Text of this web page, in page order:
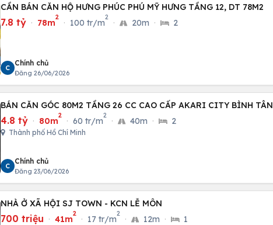
CẦN BÁN CĂN HỘ HƯNG PHÚC PHÚ MỸ HƯNG TẦNG 12, DT 78M2
7.8 tỷ · 78m
2
· 100 tr/m
2
· 20m · 2
C
Chính chủ
Đăng 26/06/2026
BÁN CĂN GÓC 80M2 TẦNG 26 CC CAO CẤP AKARI CITY BÌNH TÂN
4.8 tỷ · 80m
2
· 60 tr/m
2
· 40m · 2
Thành phố Hồ Chí Minh
C
Chính chủ
Đăng 23/06/2026
NHÀ Ở XÃ HỘI SJ TOWN - KCN LỄ MÔN
700 triệu · 41m
2
· 17 tr/m
2
· 12m · 1